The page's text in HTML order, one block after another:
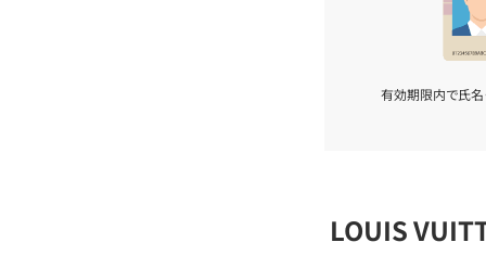
有効期限内で氏名
LOUIS